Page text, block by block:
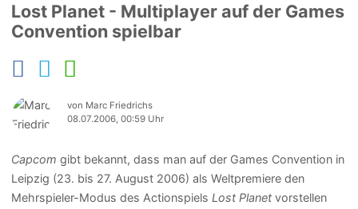
Lost Planet - Multiplayer auf der Games
Convention spielbar
von Marc Friedrichs
08.07.2006, 00:59 Uhr
Capcom gibt bekannt, dass man auf der Games Convention in
Leipzig (23. bis 27. August 2006) als Weltpremiere den
Mehrspieler-Modus des Actionspiels Lost Planet vorstellen